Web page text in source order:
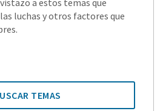
luchas y otros factores que
TEMAS